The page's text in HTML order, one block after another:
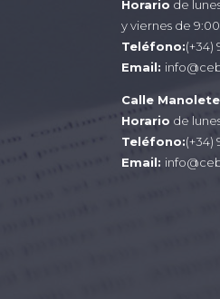
Horario de
y viernes de
Teléfono:(+34)
Email:
Calle
Horario de
Teléfono:(+34)
Email: